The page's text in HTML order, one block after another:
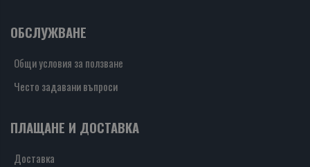
ОБСЛУЖВАНЕ
Общи условия за ползване
Често задавани въпроси
ПЛАЩАНЕ И ДОСТАВКА
Доставка